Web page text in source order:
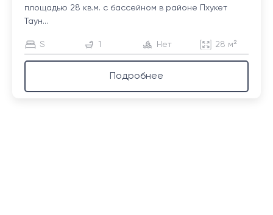
площадью 28 кв.м. с бассейном в районе Пхукет
Таун...
S 1 Нет 28 м²
Подробнее